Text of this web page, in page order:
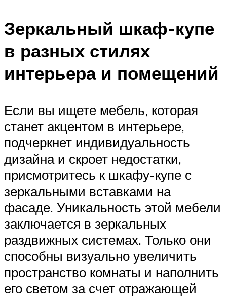
Зеркальный шкаф-купе
в разных стилях
интерьера и помещений
Если вы ищете мебель, которая
станет акцентом в интерьере,
подчеркнет индивидуальность
дизайна и скроет недостатки,
присмотритесь к шкафу-купе с
зеркальными вставками на
фасаде. Уникальность этой мебели
заключается в зеркальных
раздвижных системах. Только они
способны визуально увеличить
пространство комнаты и наполнить
его светом за счет отражающей